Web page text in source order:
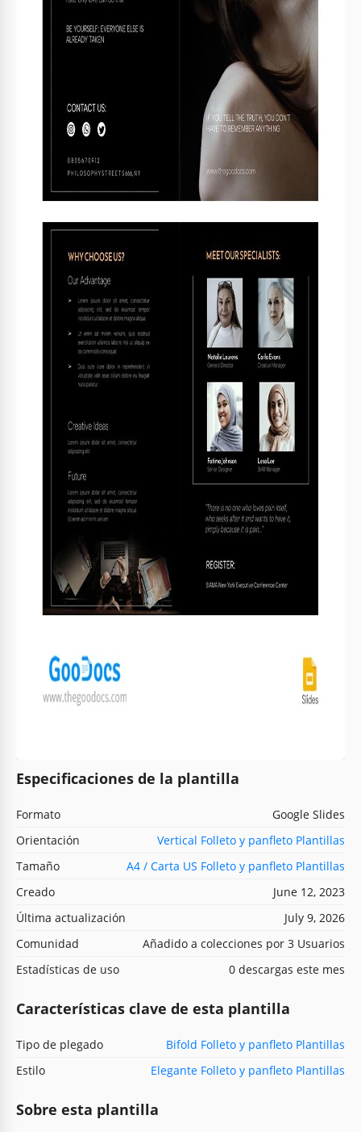
Especificaciones de la plantilla
Formato
Google Slides
Orientación
Vertical Folleto y panfleto Plantillas
Tamaño
A4 / Carta US Folleto y panfleto Plantillas
Creado
June 12, 2023
Última actualización
July 9, 2026
Comunidad
Añadido a colecciones por 3 Usuarios
Estadísticas de uso
0 descargas este mes
Características clave de esta plantilla
Tipo de plegado
Bifold Folleto y panfleto Plantillas
Estilo
Elegante Folleto y panfleto Plantillas
Sobre esta plantilla